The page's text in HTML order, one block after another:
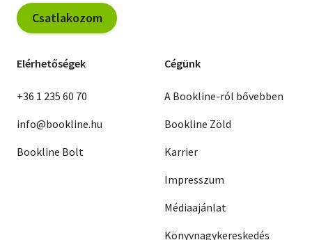
Csatlakozom
Elérhetőségek
+36 1 235 60 70
info@bookline.hu
Bookline Bolt
Cégünk
A Bookline-ról bővebben
Bookline Zöld
Karrier
Impresszum
Médiaajánlat
Könyvnagykereskedés